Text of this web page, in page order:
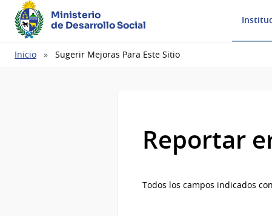
Ministerio
de Desarrollo Social
Ruta
Inicio Sugerir Mejoras Para Este Sitio
Reportar
Todos los campos indicados